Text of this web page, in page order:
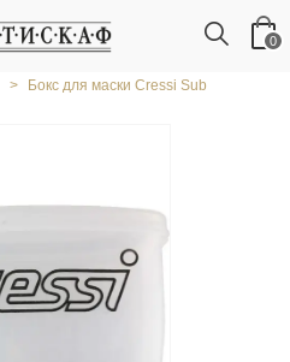
0
> Бокс для маски Cressi Sub